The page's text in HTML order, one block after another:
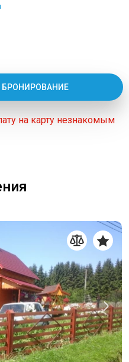
БРОНИРОВАНИЕ
на карту незнакомым